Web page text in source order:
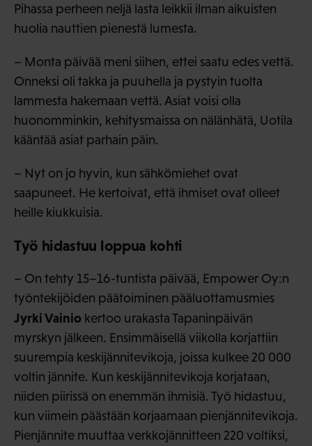
Pihassa perheen neljä lasta leikkii ilman aikuisten
huolia nauttien pienestä lumesta.
– Monta päivää meni siihen, ettei saatu edes vettä.
Onneksi oli takka ja puuhella ja pystyin tuolta
lammesta hakemaan vettä. Asiat voisi olla
huonomminkin, kehitysmaissa on nälänhätä, Uotila
kääntää asiat parhain päin.
– Nyt on jo hyvin, kun sähkömiehet ovat
saapuneet. He kertoivat, että ihmiset ovat olleet
heille kiukkuisia.
Työ hidastuu loppua kohti
– On tehty 15–16-tuntista päivää, Empower Oy:n
työntekijöiden päätoiminen pääluottamusmies
Jyrki Vainio kertoo urakasta Tapaninpäivän
myrskyn jälkeen. Ensimmäisellä viikolla korjattiin
suurempia keskijännitevikoja, joissa kulkee 20 000
voltin jännite. Kun keskijännitevikoja korjataan,
niiden piirissä on enemmän ihmisiä. Työ hidastuu,
kun viimein päästään korjaamaan pienjännitevikoja.
Pienjännite muuttaa verkkojännitteen 220 voltiksi,